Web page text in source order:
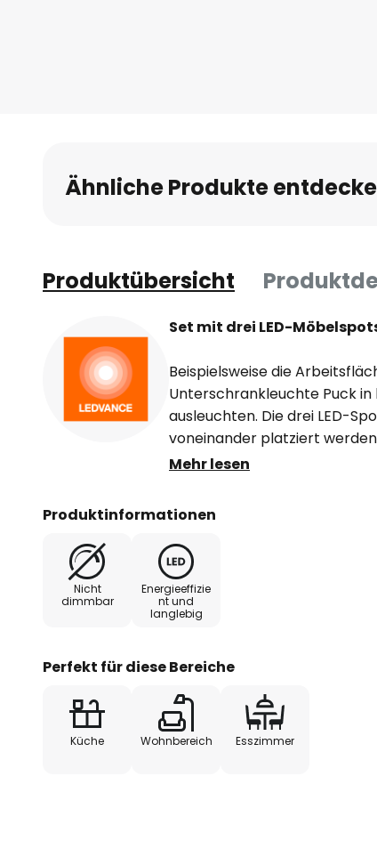
Ähnliche Produkte
Produktübersicht
Set mit drei LED-
Beispielsweise die
Unterschrankleuchte Puck
ausleuchten. Die drei LED-
voneinander platziert
Anschlussleitung und
Alternativ ist auch die
cm und eine Hohlraumtiefe
Mehr lesen
Produktinformationen
Nicht
dimmbar
Energieeffizie
nt und
langlebig
Perfekt für diese Bereiche
Küche Wohnbereich Esszimmer